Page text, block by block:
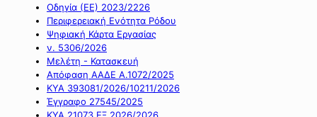
Οδηγία (ΕΕ) 2023/2226
Περιφερειακή Ενότητα Ρόδου
Ψηφιακή Κάρτα Εργασίας
ν. 5306/2026
Μελέτη - Κατασκευή
Απόφαση ΑΑΔΕ Α.1072/2025
ΚΥΑ 393081/2026/10211/2026
Έγγραφο 27545/2025